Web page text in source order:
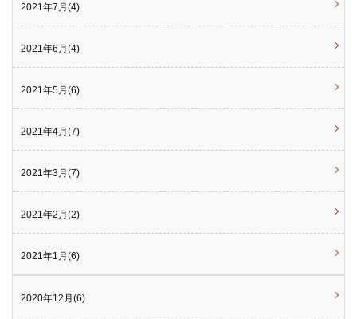
2021年7月(4)
2021年6月(4)
2021年5月(6)
2021年4月(7)
2021年3月(7)
2021年2月(2)
2021年1月(6)
2020年12月(6)